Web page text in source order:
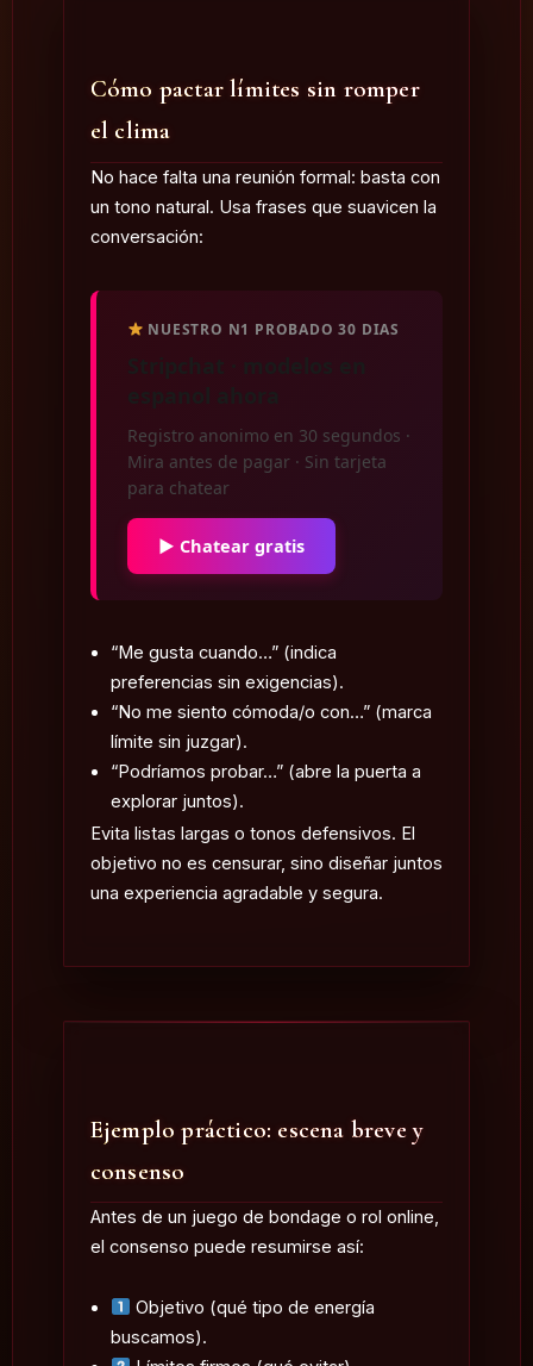
Cómo pactar límites sin romper
el clima
No hace falta una reunión formal: basta con
un tono natural. Usa frases que suavicen la
conversación:
NUESTRO N1 PROBADO 30 DIAS
Registro anonimo en 30 segundos ·
Mira antes de pagar · Sin tarjeta
para chatear
▶ Chatear gratis
“Me gusta cuando…” (indica
preferencias sin exigencias).
“No me siento cómoda/o con…” (marca
límite sin juzgar).
“Podríamos probar…” (abre la puerta a
explorar juntos).
Evita listas largas o tonos defensivos. El
objetivo no es censurar, sino diseñar juntos
una experiencia agradable y segura.
Ejemplo práctico: escena breve y
consenso
Antes de un juego de bondage o rol online,
el consenso puede resumirse así:
Objetivo (qué tipo de energía
buscamos).